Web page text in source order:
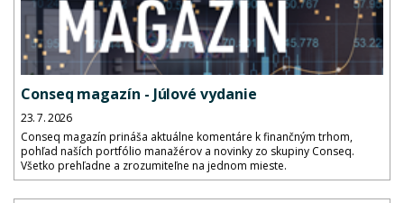
Conseq magazín - Júlové vydanie
23. 7. 2026
Conseq magazín prináša aktuálne komentáre k finančným trhom,
pohľad naších portfólio manažérov a novinky zo skupiny Conseq.
Všetko prehľadne a zrozumiteľne na jednom mieste.